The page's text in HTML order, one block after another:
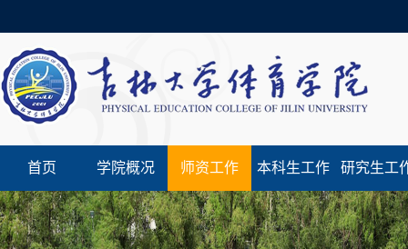
首页 学院概况 师资工作 本科生工作 研究生工